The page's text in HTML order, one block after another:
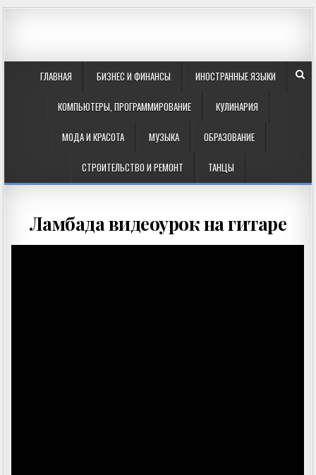
ГЛАВНАЯ БИЗНЕС И ФИНАНСЫ ИНОСТРАННЫЕ ЯЗЫКИ
КОМПЬЮТЕРЫ, ПРОГРАММИРОВАНИЕ КУЛИНАРИЯ
МОДА И КРАСОТА МУЗЫКА ОБРАЗОВАНИЕ
СТРОИТЕЛЬСТВО И РЕМОНТ ТАНЦЫ
Ламбада видеоурок на гитаре